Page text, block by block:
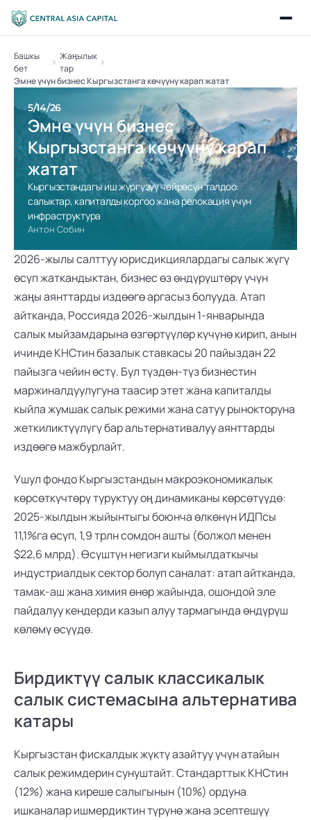
Башкы
бет
Жаңылык
тар
Эмне үчүн бизнес Кыргызстанга көчүүнү карап жатат
5/14/26
Эмне үчүн бизнес
Кыргызстанга көчүүнү карап
жатат
Кыргызстандагы иш жүргүзүү чөйрөсүн талдоо:
салыктар, капиталды коргоо жана релокация үчүн
инфраструктура
Антон Собин
2026-жылы салттуу юрисдикциялардагы салык жүгү
өсүп жаткандыктан, бизнес өз өндүрүштөрү үчүн
жаңы аянттарды издөөгө аргасыз болууда. Атап
айтканда, Россияда 2026-жылдын 1-январында
салык мыйзамдарына өзгөртүүлөр күчүнө кирип, анын
ичинде КНСтин базалык ставкасы 20 пайыздан 22
пайызга чейин өстү. Бул түздөн-түз бизнестин
маржиналдуулугуна таасир этет жана капиталды
кыйла жумшак салык режими жана сатуу рынокторуна
жеткиликтүүлүгү бар альтернативалуу аянттарды
издөөгө мажбурлайт.
Ушул фондо Кыргызстандын макроэкономикалык
көрсөткүчтөрү туруктуу оң динамиканы көрсөтүүдө:
2025-жылдын жыйынтыгы боюнча өлкөнүн ИДПсы
11,1%га өсүп, 1,9 трлн сомдон ашты (болжол менен
$22,6 млрд). Өсүштүн негизги кыймылдаткычы
индустриалдык сектор болуп саналат: атап айтканда,
тамак-аш жана химия өнөр жайында, ошондой эле
пайдалуу кендерди казып алуу тармагында өндүрүш
көлөмү өсүүдө.
Бирдиктүү салык классикалык
салык системасына альтернатива
катары
Кыргызстан фискалдык жүктү азайтуу үчүн атайын
салык режимдерин сунуштайт. Стандарттык КНСтин
(12%) жана киреше салыгынын (10%) ордуна
ишканалар ишмердиктин түрүнө жана эсептешүү